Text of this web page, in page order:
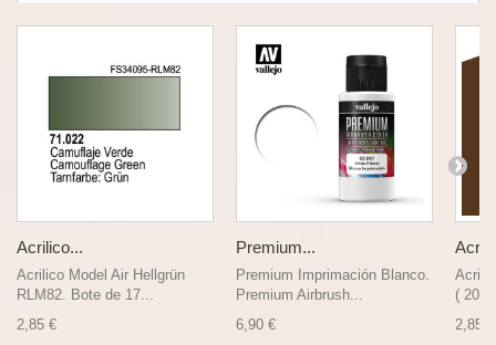
Acrilico...
Acrilico Model Air Hellgrün
RLM82. Bote de 17...
2,85 €
Premium...
Premium Imprimación Blanco.
Premium Airbrush...
6,90 €
( 200
2,85 €